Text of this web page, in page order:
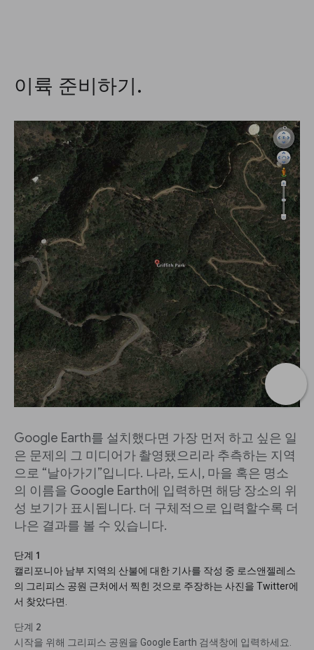
이륙 준비하기.
Google Earth를 설치했다면 가장 먼저 하고 싶은 일
은 문제의 그 미디어가 촬영됐으리라 추측하는 지역
으로 “날아가기”입니다. 나라, 도시, 마을 혹은 명소
의 이름을 Google Earth에 입력하면 해당 장소의 위
성 보기가 표시됩니다. 더 구체적으로 입력할수록 더
나은 결과를 볼 수 있습니다.
단계 1
캘리포니아 남부 지역의 산불에 대한 기사를 작성 중 로스앤젤레스
의 그리피스 공원 근처에서 찍힌 것으로 주장하는 사진을 Twitter에
서 찾았다면.
단계 2
시작을 위해 그리피스 공원을 Google Earth 검색창에 입력하세요.